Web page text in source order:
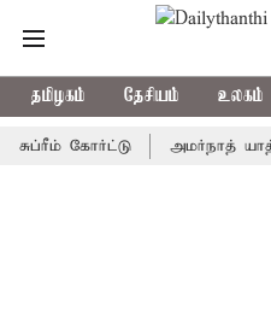
தமிழகம் தேசியம் உலகம்
கோர்ட்டு அமர்நாத் யாத்திரை